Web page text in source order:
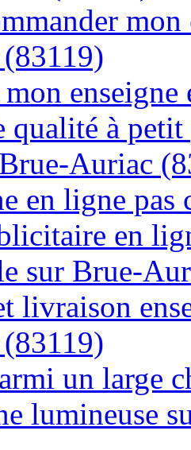
mon
qualité à
Auriac
en ligne
en
sur Brue-
livraison
un large
lumineuse